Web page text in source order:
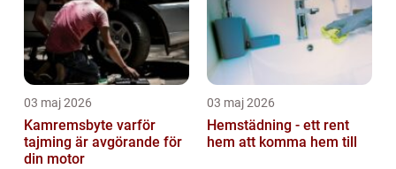
03 maj 2026
Kamremsbyte varför
tajming är avgörande för
din motor
03 maj 2026
Hemstädning - ett rent
hem att komma hem till